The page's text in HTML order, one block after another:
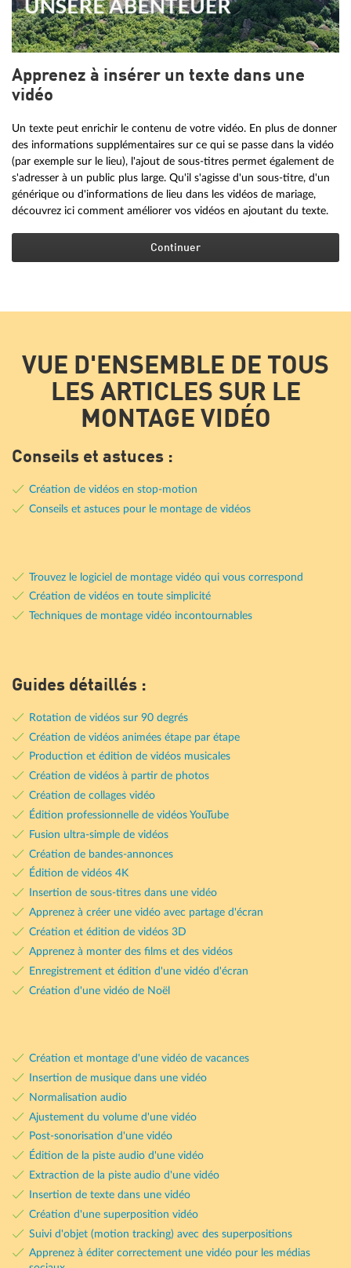
Apprenez à insérer un texte dans une
vidéo
Un texte peut enrichir le contenu de votre vidéo. En plus de donner
des informations supplémentaires sur ce qui se passe dans la vidéo
(par exemple sur le lieu), l'ajout de sous-titres permet également de
s'adresser à un public plus large. Qu'il s'agisse d'un sous-titre, d'un
générique ou d'informations de lieu dans les vidéos de mariage,
découvrez ici comment améliorer vos vidéos en ajoutant du texte.
Continuer
VUE D'ENSEMBLE DE TOUS
LES ARTICLES SUR LE
MONTAGE VIDÉO
Conseils et astuces :
Création de vidéos en stop-motion
Conseils et astuces pour le montage de vidéos
Trouvez le logiciel de montage vidéo qui vous correspond
Création de vidéos en toute simplicité
Techniques de montage vidéo incontournables
Guides détaillés :
Rotation de vidéos sur 90 degrés
Création de vidéos animées étape par étape
Production et édition de vidéos musicales
Création de vidéos à partir de photos
Création de collages vidéo
Édition professionnelle de vidéos YouTube
Fusion ultra-simple de vidéos
Création de bandes-annonces
Édition de vidéos 4K
Insertion de sous-titres dans une vidéo
Apprenez à créer une vidéo avec partage d'écran
Création et édition de vidéos 3D
Apprenez à monter des films et des vidéos
Enregistrement et édition d'une vidéo d'écran
Création d'une vidéo de Noël
Création et montage d'une vidéo de vacances
Insertion de musique dans une vidéo
Normalisation audio
Ajustement du volume d'une vidéo
Post-sonorisation d'une vidéo
Édition de la piste audio d'une vidéo
Extraction de la piste audio d'une vidéo
Insertion de texte dans une vidéo
Création d'une superposition vidéo
Suivi d'objet (motion tracking) avec des superpositions
Apprenez à éditer correctement une vidéo pour les médias